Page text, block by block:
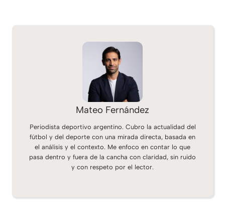
Mateo Fernández
Periodista deportivo argentino. Cubro la actualidad del
fútbol y del deporte con una mirada directa, basada en
el análisis y el contexto. Me enfoco en contar lo que
pasa dentro y fuera de la cancha con claridad, sin ruido
y con respeto por el lector.